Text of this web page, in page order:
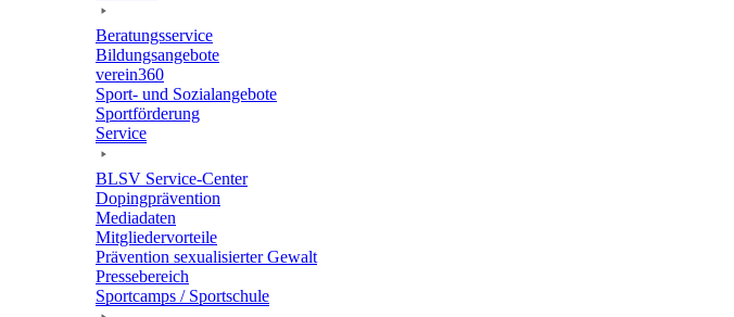
Bera­tungs­ser­vice
Bildungs­an­ge­bote
verein360
Sport- und Sozialangebote
Sport­för­de­rung
Service
BLSV Service-Center
Doping­prä­ven­tion
Media­da­ten
Mitglie­der­vor­teile
Präven­tion sexua­li­sier­ter Gewalt
Pres­se­be­reich
Sport­camps / Sportschule